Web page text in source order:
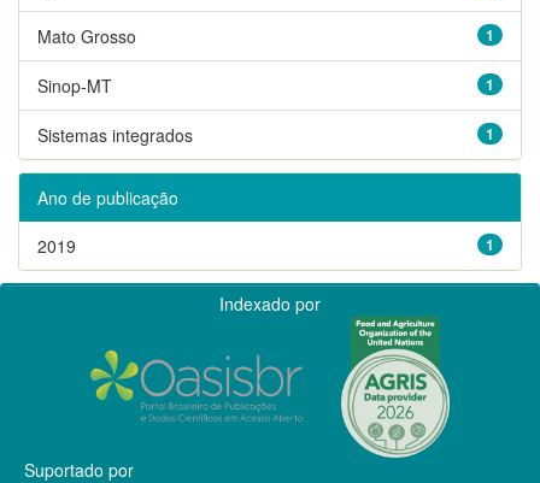
1
Mato Grosso
1
Sinop-MT
1
Sistemas integrados
Ano de publicação
1
2019
Indexado por
Suportado por